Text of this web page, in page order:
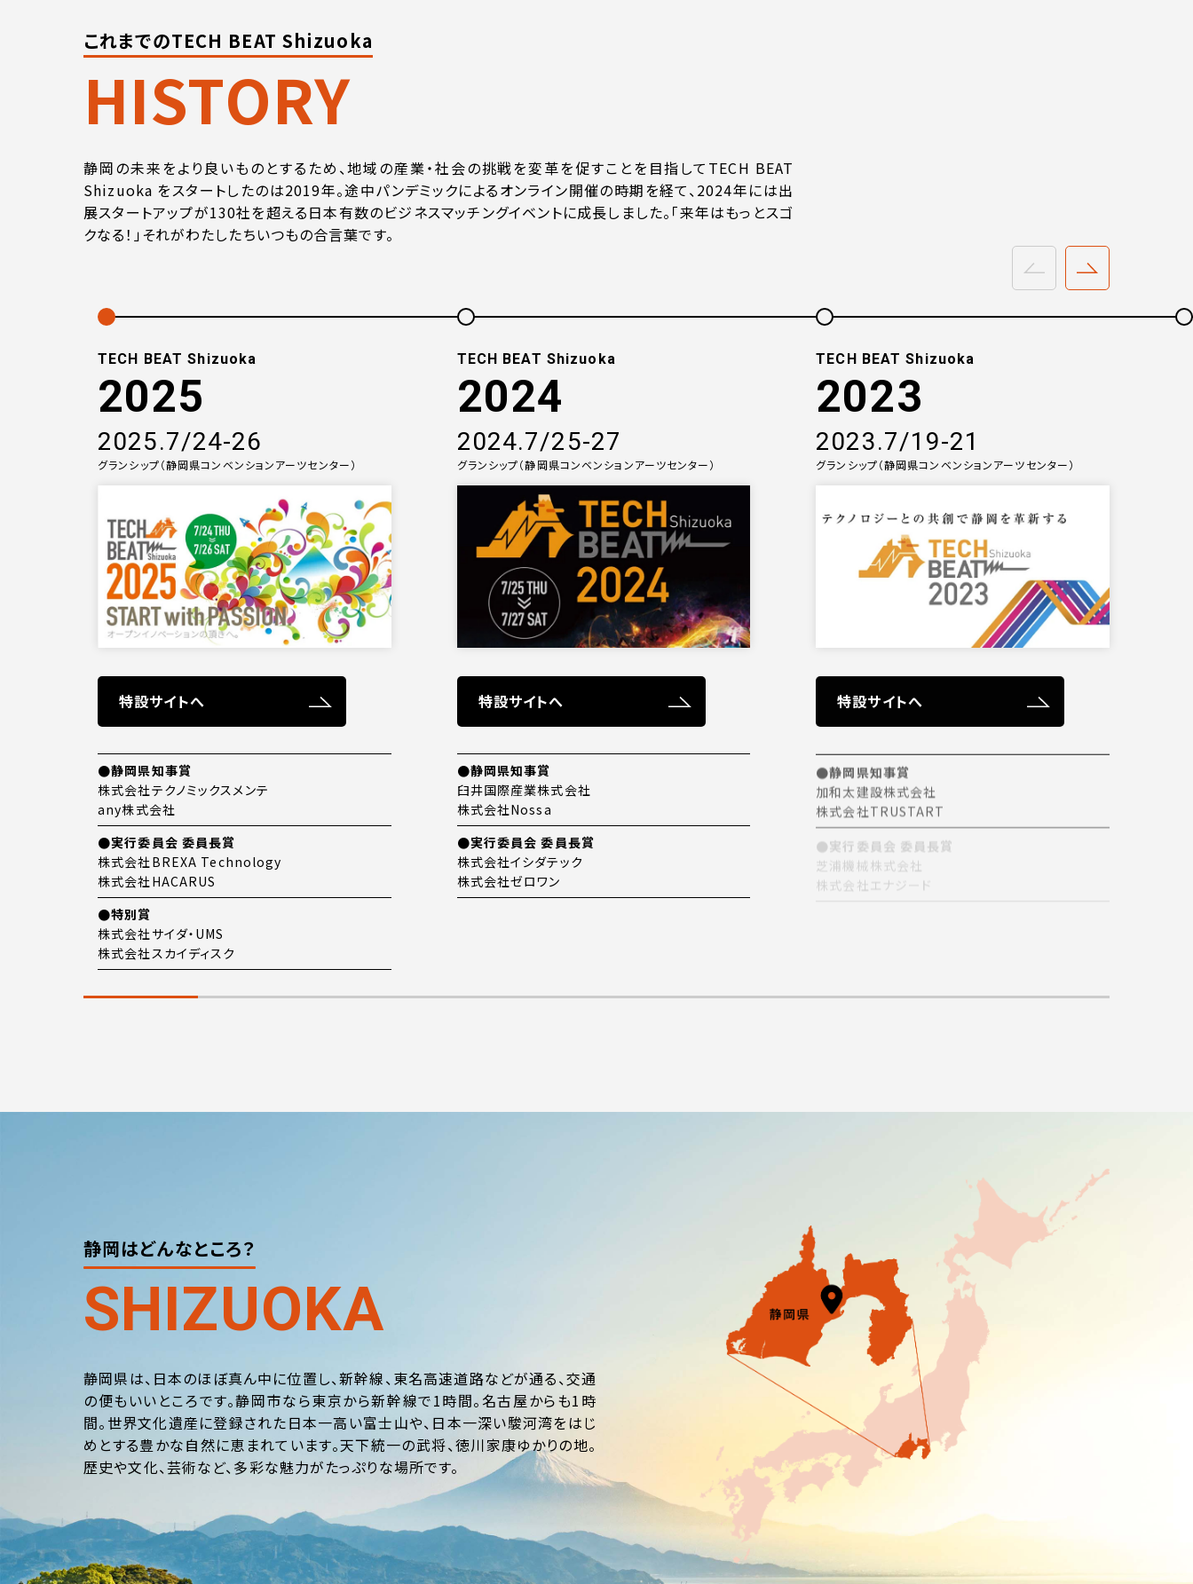
これまでのTECH BEAT Shizuoka
HISTORY
静岡の未来をより良いものとするため、地域の産業・社会の挑戦を変革を促すことを目指してTECH BEAT
Shizuoka をスタートしたのは2019年。途中パンデミックによるオンライン開催の時期を経て、2024年には出
展スタートアップが130社を超える日本有数のビジネスマッチングイベントに成長しました。「来年はもっとスゴ
クなる！」それがわたしたちいつもの合言葉です。
TECH BEAT Shizuoka
2025
2025.7/24-26
グランシップ（静岡県コンベンションアーツセンター）
特設サイトへ
●静岡県知事賞
株式会社テクノミックスメンテ
any株式会社
●実行委員会 委員長賞
株式会社BREXA Technology
株式会社HACARUS
●特別賞
株式会社サイダ・UMS
株式会社スカイディスク
TECH BEAT Shizuoka
2024
2024.7/25-27
グランシップ（静岡県コンベンションアーツセンター）
特設サイトへ
●静岡県知事賞
臼井国際産業株式会社
株式会社Nossa
●実行委員会 委員長賞
株式会社イシダテック
株式会社ゼロワン
TECH BEAT Shizuoka
2023
2023.7/19-21
グランシップ（静岡県コンベンションアーツセンター）
特設サイトへ
●静岡県知事賞
加和太建設株式会社
株式会社TRUSTART
●実行委員会 委員長賞
芝浦機械株式会社
株式会社エナジード
静岡はどんなところ？
SHIZUOKA
静岡県は、日本のほぼ真ん中に位置し、新幹線、東名高速道路などが通る、交通
の便もいいところです。静岡市なら東京から新幹線で1時間。名古屋からも1時
間。世界文化遺産に登録された日本一高い富士山や、日本一深い駿河湾をはじ
めとする豊かな自然に恵まれています。天下統一の武将、徳川家康ゆかりの地。
歴史や文化、芸術など、多彩な魅力がたっぷりな場所です。